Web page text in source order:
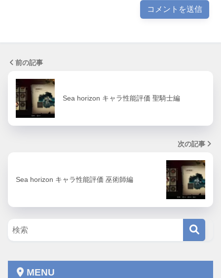
前の記事
Sea horizon キャラ性能評価 聖騎士編
次の記事
Sea horizon キャラ性能評価 巫術師編
MENU